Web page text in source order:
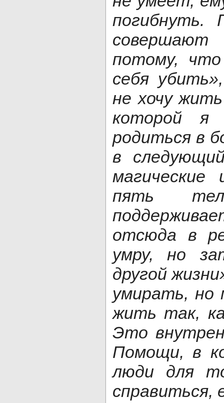
совершают
потому,
себя
не хочу
которой я
родиться в
в
пять
отсюда в
умру, но
другой
умирать, но
жить так,
Это
Помощи, в
люди для
справиться,